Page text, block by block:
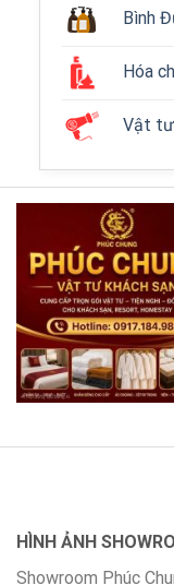
Bình
Hóa
Vật tư
HÌNH ẢNH
Showroom Phúc